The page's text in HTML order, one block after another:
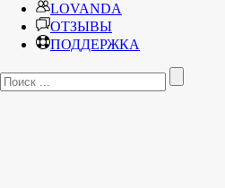
LOVANDA
ОТЗЫВЫ
ПОДДЕРЖКА